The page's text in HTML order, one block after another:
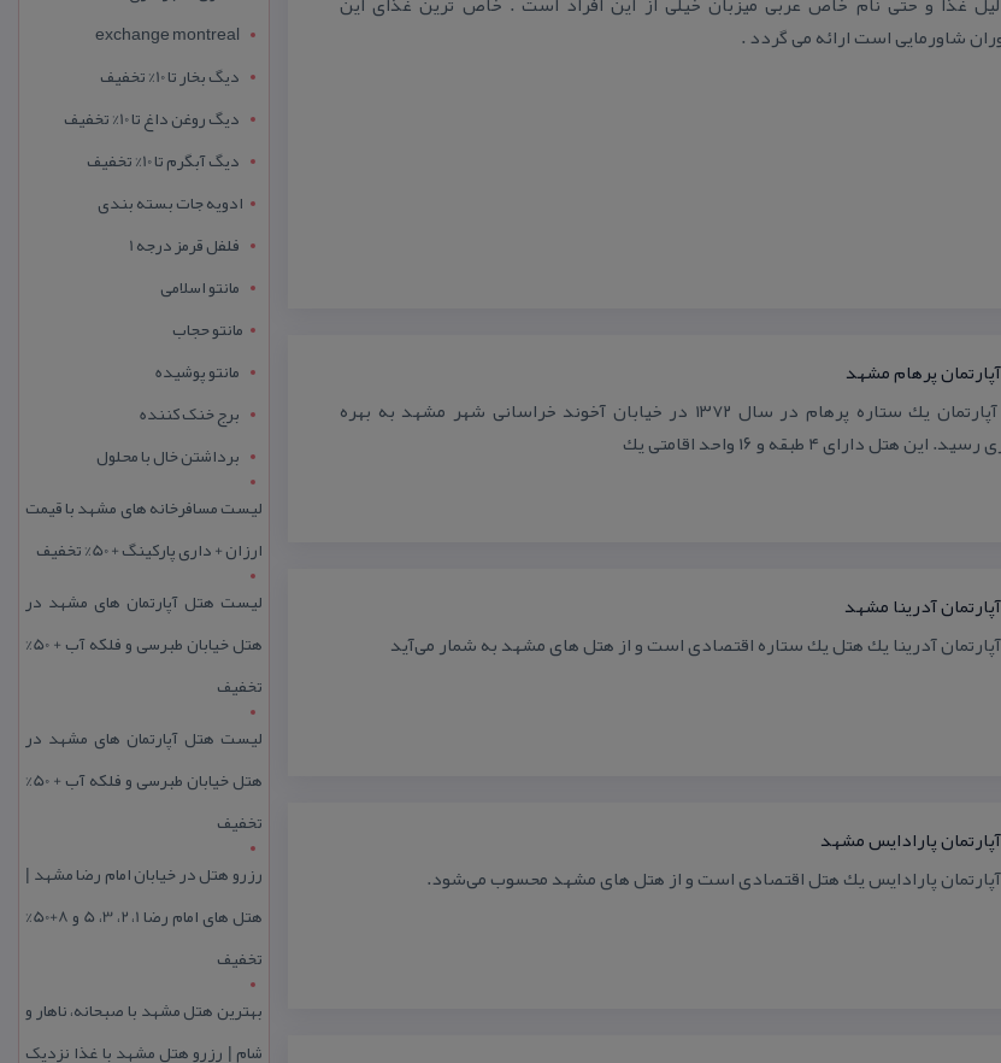
شاورمایی است ارائه می گردد .
پرهام مشهد
هتل آپارتمان یك ستاره پرهام در سال ۱۳۷۲ در خیابان آخوند خراسانی شهر مشهد به بهره
این هتل دارای ۴ طبقه و ۱۶ واحد اقامتی یك
آدرینا مشهد
آدرینا یك هتل یك ستاره اقتصادی است و از هتل های مشهد به شمار می‌آید
پارادایس مشهد
پارادایس یك هتل اقتصادی است و از هتل های مشهد محسوب می‌شود.
exchange montreal
دیگ بخار تا 10% تخفیف
دیگ روغن داغ تا 10% تخفیف
دیگ آبگرم تا 10% تخفیف
ادویه جات بسته بندی
فلفل قرمز درجه 1
مانتو اسلامی
مانتو حجاب
مانتو پوشیده
برج خنک کننده
برداشتن خال با محلول
لیست مسافرخانه های مشهد با قیمت
ارزان + داری پارکینگ + 50% تخفیف
لیست هتل آپارتمان های مشهد در
هتل خیابان طبرسی و فلکه آب + 50%
تخفیف
لیست هتل آپارتمان های مشهد در
هتل خیابان طبرسی و فلکه آب + 50%
تخفیف
رزرو هتل در خیابان امام رضا مشهد |
هتل‌ های امام رضا 1، 2، 3، 5 و 8+50%
تخفیف
بهترین هتل مشهد با صبحانه، ناهار و
شام | رزرو هتل مشهد با غذا نزدیک